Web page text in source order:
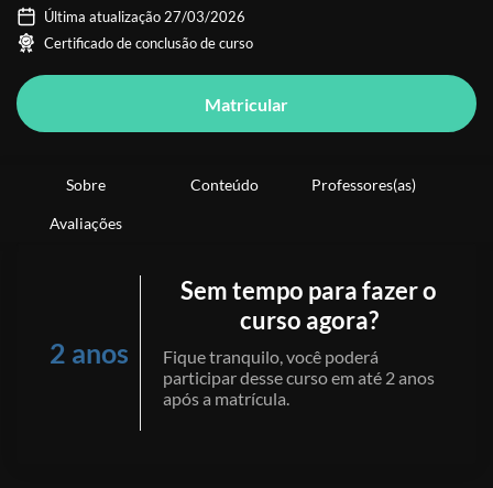
Última atualização 27/03/2026
Certificado de conclusão de curso
Matricular
Sobre Conteúdo Professores(as)
Avaliações
2 anos
Sem tempo para fazer o
curso agora?
Fique tranquilo, você poderá
participar desse curso em até 2 anos
após a matrícula.